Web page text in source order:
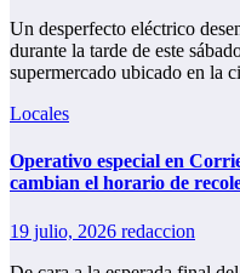
Un desperfecto eléctrico
durante la tarde de este
supermercado ubicado en la
Locales
Operativo especial en
cambian el horario de
19 julio, 2026 redaccion